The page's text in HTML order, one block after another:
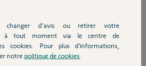
pro
changer d'avis ou retirer votre
à tout moment via le centre de
cookies. Pour plus d’informations,
notre politique de cookies